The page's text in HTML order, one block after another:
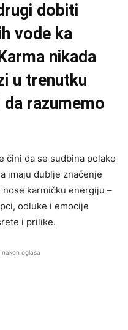
dobiti
vode ka
nikada
u trenutku
razumemo
čini da se sudbina polako
imaju dublje značenje
karmičku energiju –
odluke i emocije
i prilike.
oglasa